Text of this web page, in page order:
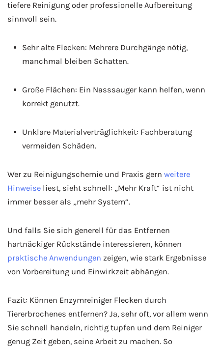
tiefere Reinigung oder professionelle Aufbereitung
sinnvoll sein.
Sehr alte Flecken: Mehrere Durchgänge nötig,
manchmal bleiben Schatten.
Große Flächen: Ein Nasssauger kann helfen, wenn
korrekt genutzt.
Unklare Materialverträglichkeit: Fachberatung
vermeiden Schäden.
Wer zu Reinigungschemie und Praxis gern weitere
Hinweise liest, sieht schnell: „Mehr Kraft“ ist nicht
immer besser als „mehr System“.
Und falls Sie sich generell für das Entfernen
hartnäckiger Rückstände interessieren, können
praktische Anwendungen zeigen, wie stark Ergebnisse
von Vorbereitung und Einwirkzeit abhängen.
Fazit: Können Enzymreiniger Flecken durch
Tiererbrochenes entfernen? Ja, sehr oft, vor allem wenn
Sie schnell handeln, richtig tupfen und dem Reiniger
genug Zeit geben, seine Arbeit zu machen. So